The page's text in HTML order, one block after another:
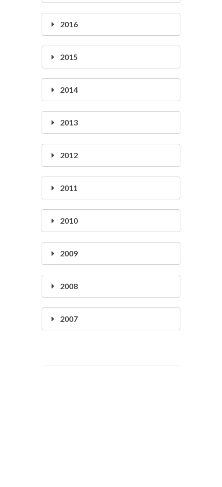
2016
2015
2014
2013
2012
2011
2010
2009
2008
2007